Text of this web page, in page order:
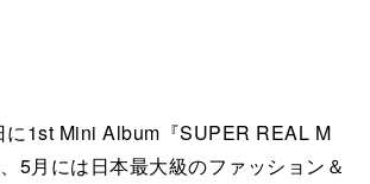
1st Mini Album『SUPER REAL M
5月には日本最大級のファッション＆